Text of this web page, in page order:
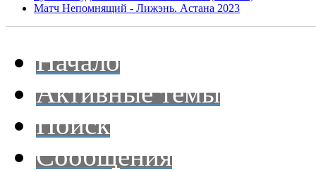
Матч Непомнящий - Лижэнь. Астана 2023
Начало
Активные темы
Поиск
Сообщения